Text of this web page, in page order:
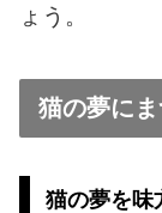
ょう。
猫の夢に
猫の夢を味